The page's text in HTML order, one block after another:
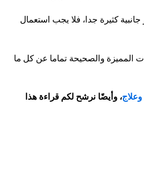
كثيرة جدا، فلا يجب استعمال
المميزة والصحيحة تماما عن كل ما
وعلاج، وأيضًا نرشح لكم قراءة هذا